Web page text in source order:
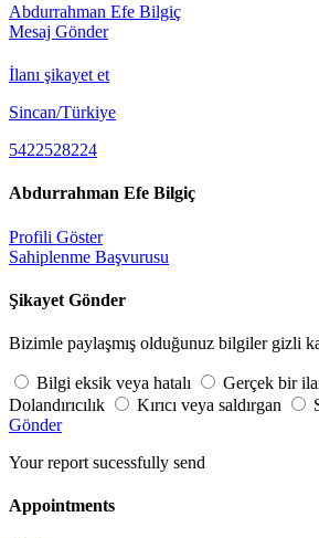
Abdurrahman Efe Bilgiç
Mesaj Gönder
İlanı şikayet et
Sincan/Türkiye
5422528224
Abdurrahman Efe Bilgiç
Profili Göster
Sahiplenme Başvurusu
Şikayet Gönder
Bizimle paylaşmış olduğunuz bilgiler gizli
Bilgi eksik veya hatalı
Gerçek bir
Dolandırıcılık
Kırıcı veya saldırgan
Gönder
Your report sucessfully send
Appointments